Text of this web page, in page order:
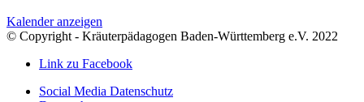
Kalender anzeigen
© Copyright - Kräuterpädagogen Baden-Württemberg e.V. 2022
Link zu Facebook
Social Media Datenschutz